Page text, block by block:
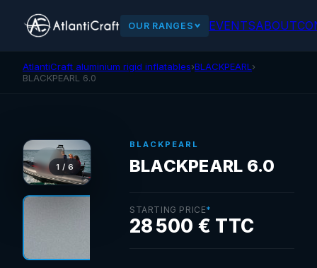
OUR RANGES EVENTSABOUT
AtlantiCraft aluminium rigid inflatables›BLACKPEARL ›
BLACKPEARL 6.0
1 / 6
BLACKPEARL
BLACKPEARL 6.0
STARTING PRICE*
28 500 € TTC